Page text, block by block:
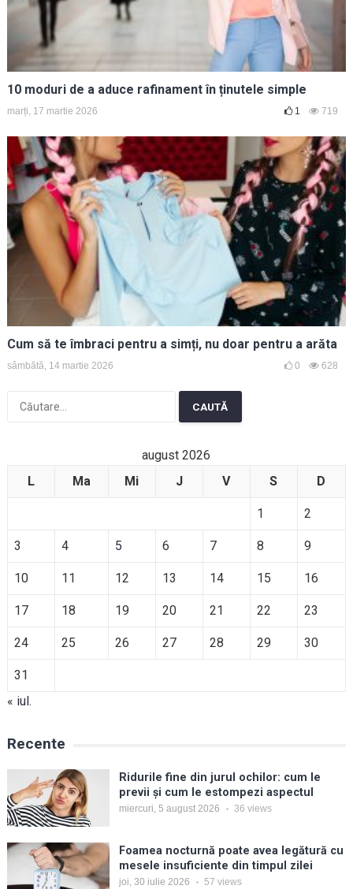
10 moduri de a aduce rafinament în ținutele simple
marți, 17 martie 2026 1 719
Cum să te îmbraci pentru a simți, nu doar pentru a arăta
sâmbătă, 14 martie 2026 0 628
Caută
august 2026
L
Ma Mi J V S D
1 2
3 4 5 6 7 8 9
10 11 12 13 14 15 16
17 18 19 20 21 22 23
24 25 26 27 28 29 30
31
« iul.
Recente
Ridurile fine din jurul ochilor: cum le
previi și cum le estompezi aspectul
miercuri, 5 august 2026 36 views
Foamea nocturnă poate avea legătură cu
mesele insuficiente din timpul zilei
joi, 30 iulie 2026 57 views